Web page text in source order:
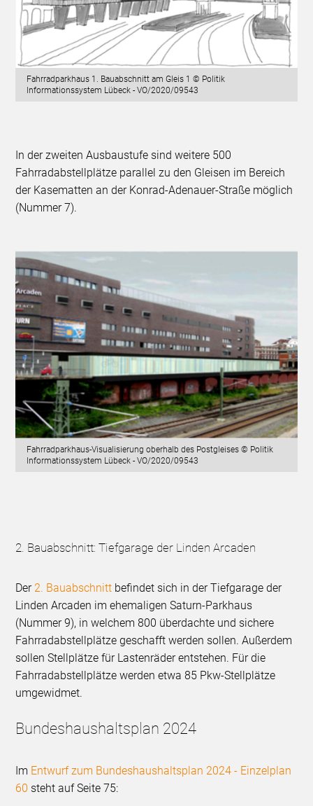
Fahrradparkhaus 1. Bauabschnitt am Gleis 1 © Politik
Informationssystem Lübeck - VO/2020/09543
In der zweiten Ausbaustufe sind weitere 500
Fahrradabstellplätze parallel zu den Gleisen im Bereich
der Kasematten an der Konrad-Adenauer-Straße möglich
(Nummer 7).
Fahrradparkhaus-Visualisierung oberhalb des Postgleises © Politik
Informationssystem Lübeck - VO/2020/09543
2. Bauabschnitt: Tiefgarage der Linden Arcaden
Der 2. Bauabschnitt befindet sich in der Tiefgarage der
Linden Arcaden im ehemaligen Saturn-Parkhaus
(Nummer 9), in welchem 800 überdachte und sichere
Fahrradabstellplätze geschafft werden sollen. Außerdem
sollen Stellplätze für Lastenräder entstehen. Für die
Fahrradabstellplätze werden etwa 85 Pkw-Stellplätze
umgewidmet.
Bundeshaushaltsplan 2024
Im Entwurf zum Bundeshaushaltsplan 2024 - Einzelplan
60 steht auf Seite 75: